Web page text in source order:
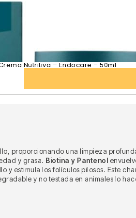
Nutritiva – Endocare – 50ml
proporcionando una limpieza
y grasa. Biotina y Pantenol
y estimula los folículos pilosos. Este
y no testada en animales lo